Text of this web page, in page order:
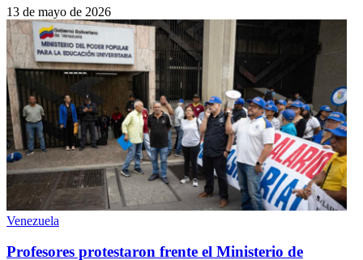
13 de mayo de 2026
Venezuela
Profesores protestaron frente el Ministerio de